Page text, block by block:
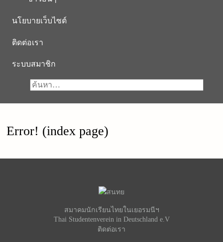
นโยบายเว็บไซต์
ติดต่อเรา
ระบบสมาชิก
Error! (index page)
สมาคมนักเรียนไทยในเยอรมนีฯ
Thai Studentenverein in Deutschland e.V
ติดต่อเรา